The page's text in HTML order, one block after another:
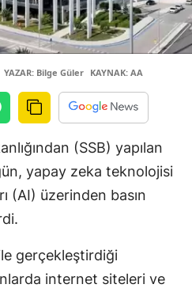
YAZAR: Bilge Güler KAYNAK: AA
(SSB) yapılan
yapay zeka teknolojisi
(AI) üzerinden basın
gerçekleştirdiği
internet siteleri ve